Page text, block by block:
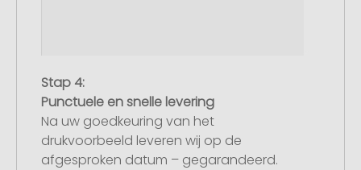
Stap 4:
Punctuele en snelle levering
Na uw goedkeuring van het
drukvoorbeeld leveren wij op de
afgesproken datum – gegarandeerd.